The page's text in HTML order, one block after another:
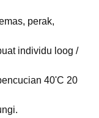
perak,
individu loog /
40'C 20